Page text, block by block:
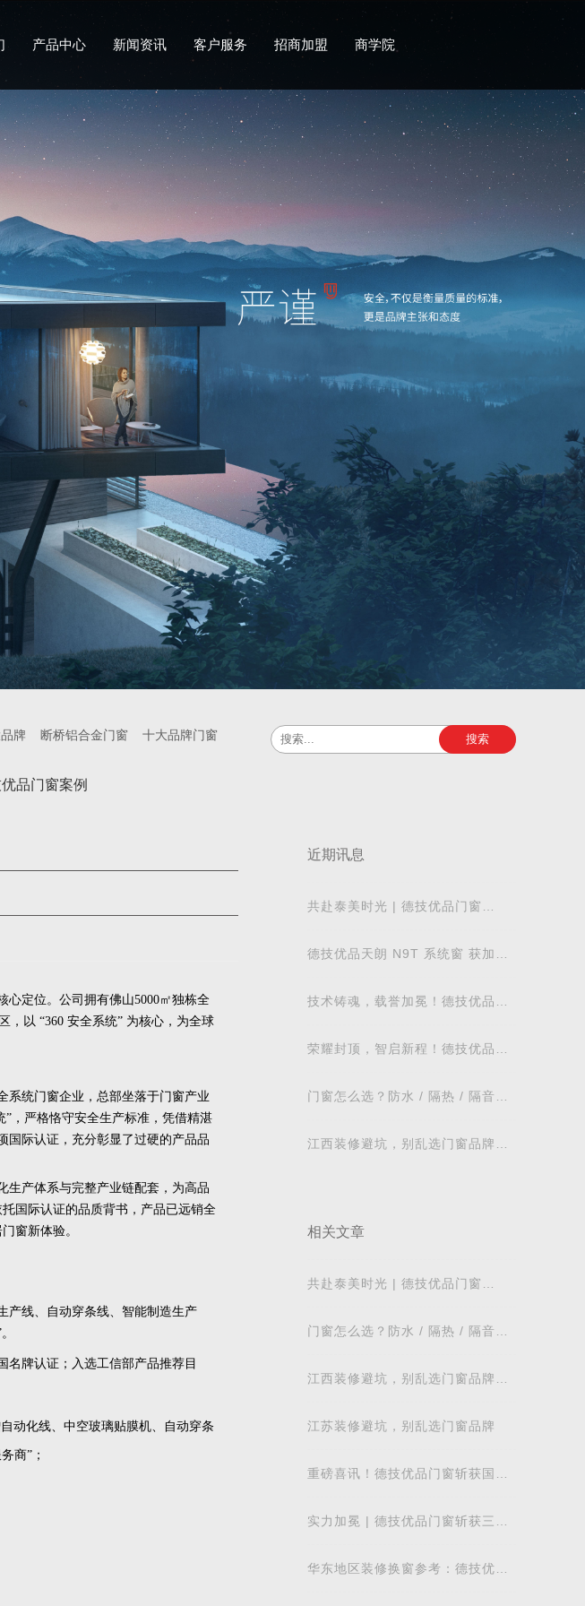
产品中心 新闻资讯 客户服务 招商加盟 商学院
牌 断桥铝合金门窗 十大品牌门窗 搜索
品门窗案例
心定位。公司拥有佛山5000㎡独栋全
，以 “360 安全系统” 为核心，为全球
系统门窗企业，总部坐落于门窗产业
，严格恪守安全生产标准，凭借精湛
国际认证，充分彰显了过硬的产品品
生产体系与完整产业链配套，为高品
国际认证的品质背书，产品已远销全
窗新体验。
产线 、自动穿条线、智能制造生产
名牌认证； 入选工信部产品推荐目
动化线、中空玻璃贴膜机、自动穿条
商”；
近期讯息
共赴泰美时光 | 德技优品门窗
德技优品天朗 N9T 系统窗 获加拿
技术铸魂，载誉加冕！德技优品门
荣耀封顶，智启新程！德技优品门
标杆
门窗怎么选？防水 / 隔热 / 隔音需
业
江西装修避坑，别乱选门窗品牌，
相关文章
共赴泰美时光 | 德技优品门窗
门窗怎么选？防水 / 隔热 / 隔音需
业
江西装修避坑，别乱选门窗品牌，
江苏装修避坑，别乱选门窗品牌
重磅喜讯！德技优品门窗斩获国际
实力加冕 | 德技优品门窗斩获三项
质量发展
华东地区装修换窗参考：德技优品